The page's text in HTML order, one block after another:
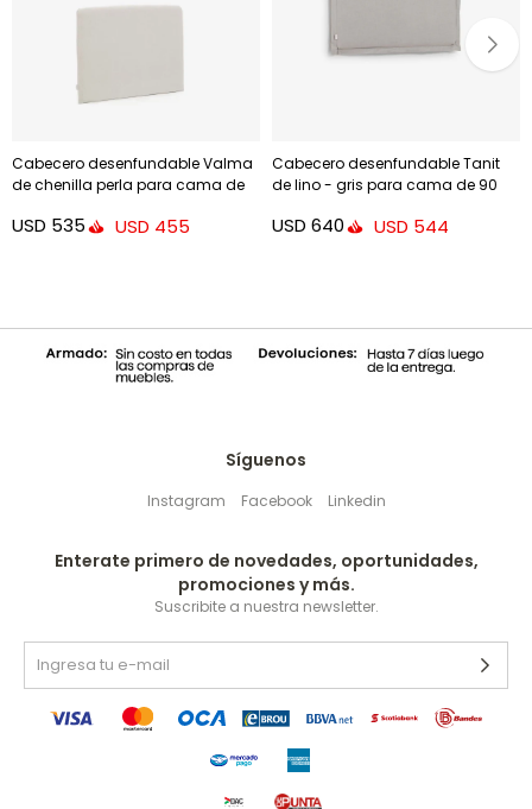
Cabecero desenfundable Valma
de chenilla perla para cama de
USD 535 USD 455
Cabecero desenfundable Tanit
de lino - gris para cama de 90
USD 640 USD 544
Síguenos
Instagram Facebook Linkedin
Enterate primero de novedades, oportunidades,
promociones y más.
Suscribite a nuestra newsletter.